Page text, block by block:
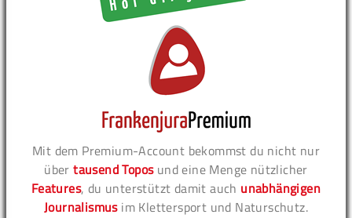
Mit dem Premium-Account bekommst du nicht nur
übertausend Toposund eine Menge nützlicher
Features, du unterstützt damit auch unabhängigen
Journalismusim Klettersport und Naturschutz.